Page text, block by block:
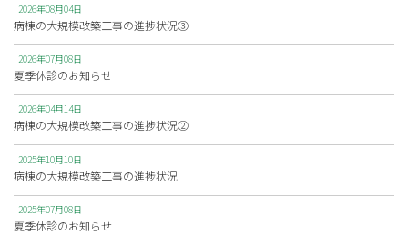
2026年08月04日
病棟の大規模改築工事の進捗状況③
2026年07月08日
夏季休診のお知らせ
2026年04月14日
病棟の大規模改築工事の進捗状況②
2025年10月10日
病棟の大規模改築工事の進捗状況
2025年07月08日
夏季休診のお知らせ